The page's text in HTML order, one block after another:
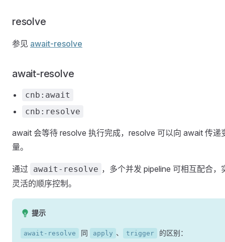
resolve
参见 await-resolve
await-resolve
cnb:await
cnb:resolve
await 会等待 resolve 执行完成，resolve 可以向 await 传递
量。
通过 await-resolve ，多个并发 pipeline 可相互配合，
灵活的顺序控制。
提示
await-resolve 同 apply 、 trigger
的区别：